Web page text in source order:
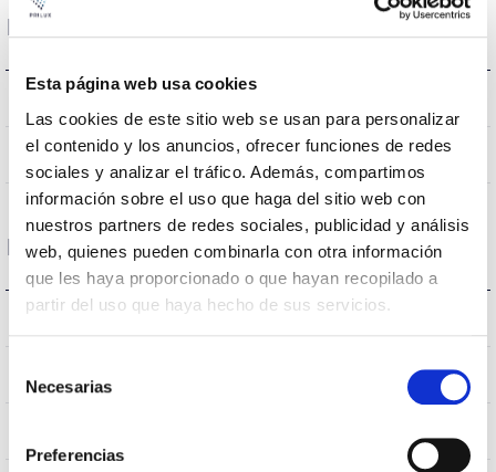
Esta página web usa cookies
Las cookies de este sitio web se usan para personalizar
el contenido y los anuncios, ofrecer funciones de redes
sociales y analizar el tráfico. Además, compartimos
información sobre el uso que haga del sitio web con
nuestros partners de redes sociales, publicidad y análisis
web, quienes pueden combinarla con otra información
que les haya proporcionado o que hayan recopilado a
partir del uso que haya hecho de sus servicios.
Necesarias
Preferencias
Données optiques
CRI Indice de rendu des couleurs 90
Logement et finition
Indice d’étanchéité IP
Intensité (A) IP40